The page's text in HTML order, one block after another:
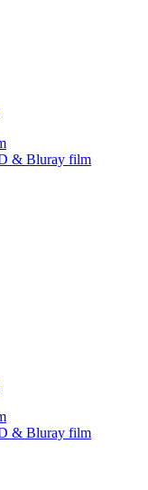
& Bluray film
& Bluray film